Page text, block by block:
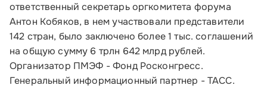
О Корпорации
Блог
Контакты
ответственный секретарь оргкомитета форума
Антон Кобяков, в нем участвовали представители
142 стран, было заключено более 1 тыс. соглашений
на общую сумму 6 трлн 642 млрд рублей.
Организатор ПМЭФ - Фонд Росконгресс.
Генеральный информационный партнер - ТАСС.